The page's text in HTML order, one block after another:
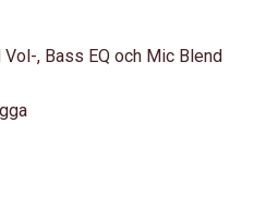
, Bass EQ och Mic Blend